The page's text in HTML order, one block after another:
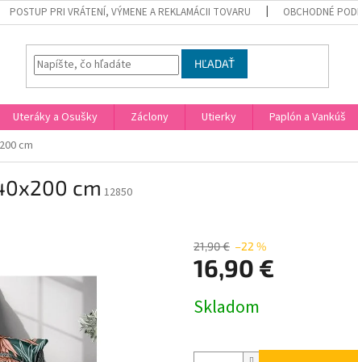
POSTUP PRI VRÁTENÍ, VÝMENE A REKLAMÁCII TOVARU OBCHODNÉ
HĽADAŤ
Uteráky a Osušky Záclony Utierky Paplón a Vankúš
cm
cm 12850
21,90 € –22 %
16,90 €
cena:
Skladom